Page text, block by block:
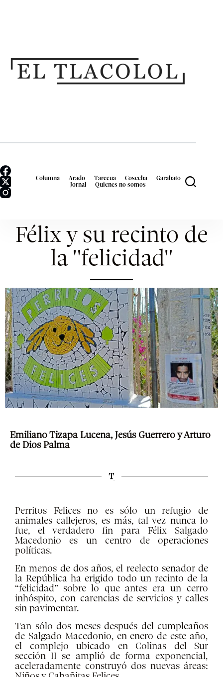
Columna Arado Tarecua Cosecha
Garabato
Jornal
Quienes no somos
Félix y su recinto de
la "felicidad"
Emiliano Tizapa Lucena, Jesús Guerrero y Arturo
de Dios Palma
Perritos Felices no es sólo un refugio de
animales callejeros, es más, tal vez nunca lo
fue, el verdadero fin para Félix Salgado
Macedonio es un centro de operaciones
políticas.
En menos de dos años, el reelecto senador de
la República ha erigido todo un recinto de la
“felicidad” sobre lo que antes era un cerro
inhóspito, con carencias de servicios y calles
sin pavimentar.
Tan sólo dos meses después del cumpleaños
de Salgado Macedonio, en enero de este año,
el complejo ubicado en Colinas del Sur
sección II se amplió de forma exponencial,
aceleradamente construyó dos nuevas áreas: